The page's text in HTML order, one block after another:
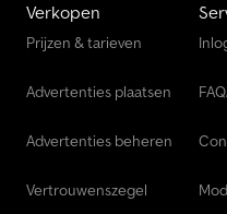
Verkopen
Prijzen & tarieven
Advertenties plaatsen
Advertenties beheren
Vertrouwenszegel